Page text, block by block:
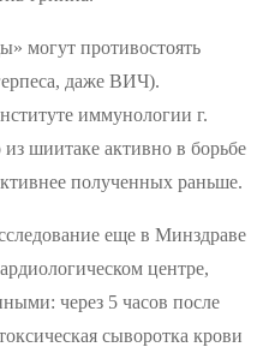
могут противостоять
даже ВИЧ).
иммунологии г.
шиитаке активно в борьбе
полученных раньше.
еще в Минздраве
центре,
через 5 часов после
сыворотка крови